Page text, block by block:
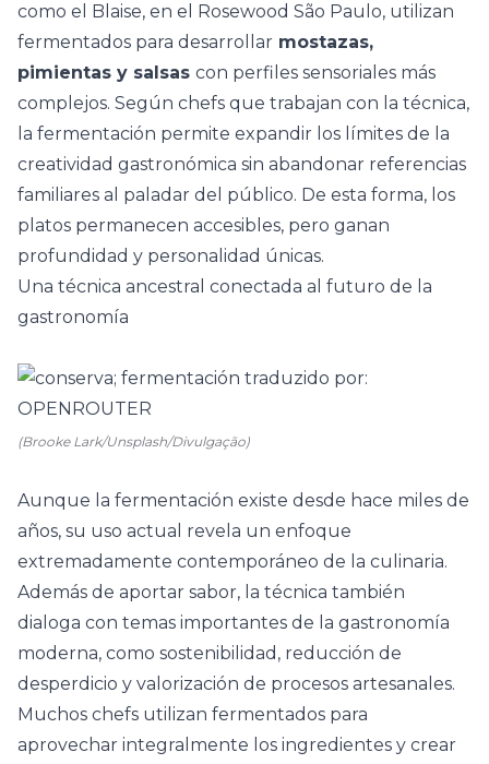
como el Blaise, en el Rosewood São Paulo, utilizan
fermentados para desarrollar mostazas,
pimientas y salsas con perfiles sensoriales más
complejos. Según chefs que trabajan con la técnica,
la fermentación permite expandir los límites de la
creatividad gastronómica sin abandonar referencias
familiares al paladar del público. De esta forma, los
platos permanecen accesibles, pero ganan
profundidad y personalidad únicas.
Una técnica ancestral conectada al futuro de la
gastronomía
(Brooke Lark/Unsplash/Divulgação)
Aunque la fermentación existe desde hace miles de
años, su uso actual revela un enfoque
extremadamente contemporáneo de la culinaria.
Además de aportar sabor, la técnica también
dialoga con temas importantes de la gastronomía
moderna, como sostenibilidad, reducción de
desperdicio y valorización de procesos artesanales.
Muchos chefs utilizan fermentados para
aprovechar integralmente los ingredientes y crear